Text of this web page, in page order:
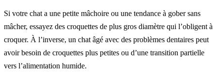
Si votre chat a une petite mâchoire ou une tendance à gober sans
mâcher, essayez des croquettes de plus gros diamètre qui l’obligent à
croquer. À l’inverse, un chat âgé avec des problèmes dentaires peut
avoir besoin de croquettes plus petites ou d’une transition partielle
vers l’alimentation humide.